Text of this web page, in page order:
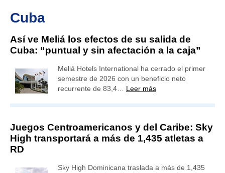
Cuba
Así ve Meliá los efectos de su salida de
Cuba: “puntual y sin afectación a la caja”
Meliá Hotels International ha cerrado el primer
semestre de 2026 con un beneficio neto
recurrente de 83,4… Leer más
Juegos Centroamericanos y del Caribe: Sky
High transportará a más de 1,435 atletas a
RD
Sky High Dominicana traslada a más de 1,435